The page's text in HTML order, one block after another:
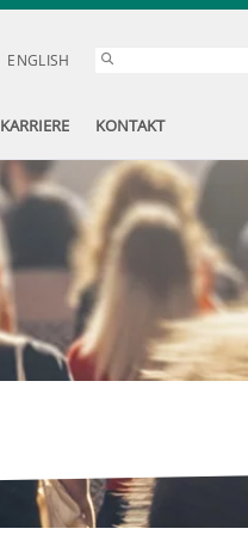
ENGLISH
KARRIERE KONTAKT